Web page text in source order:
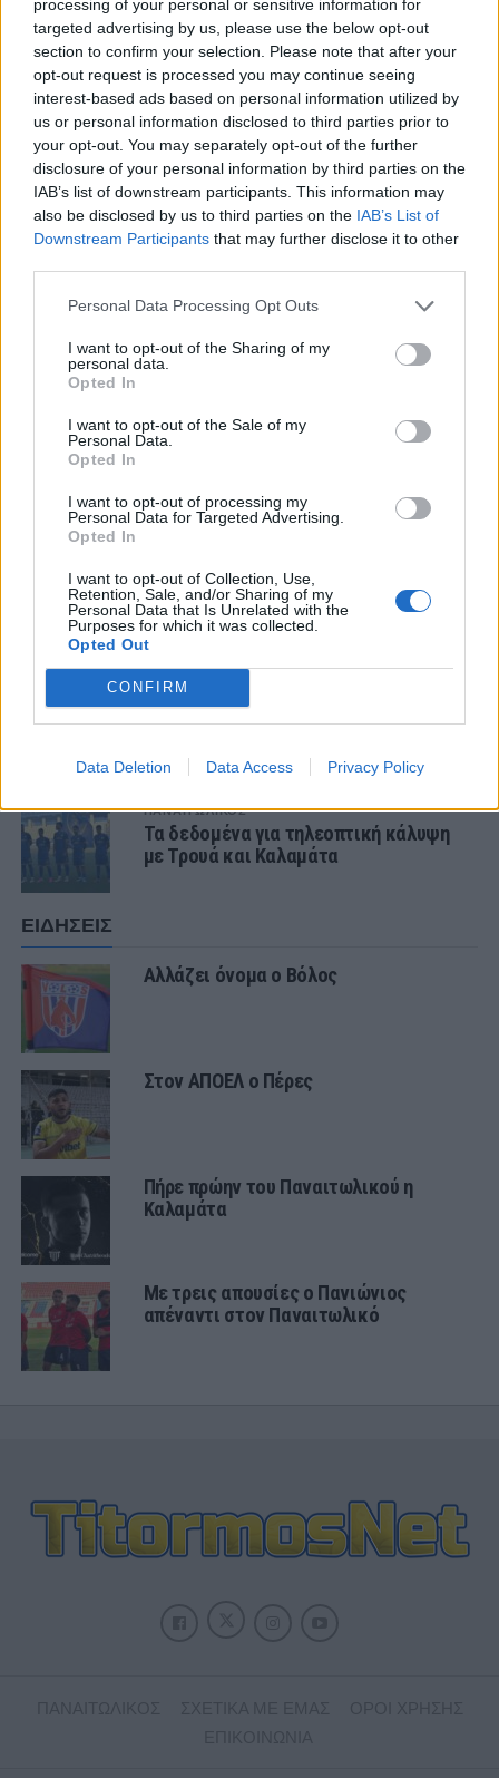
processing of your personal or sensitive information for
targeted advertising by us, please use the below opt-out
section to confirm your selection. Please note that after your
opt-out request is processed you may continue seeing
interest-based ads based on personal information utilized by
us or personal information disclosed to third parties prior to
your opt-out. You may separately opt-out of the further
disclosure of your personal information by third parties on the
IAB’s list of downstream participants. This information may
also be disclosed by us to third parties on the IAB’s List of
Downstream Participants that may further disclose it to other
Personal Data Processing Opt Outs
I want to opt-out of the Sharing of my
personal data.
Opted In
I want to opt-out of the Sale of my
Personal Data.
Opted In
I want to opt-out of processing my
Personal Data for Targeted Advertising.
Opted In
I want to opt-out of Collection, Use,
Retention, Sale, and/or Sharing of my
Personal Data that Is Unrelated with the
Purposes for which it was collected.
Opted Out
CONFIRM
Data Deletion Data Access Privacy Policy
υπόθεσης ενώπιον του πειθαρχικού της Λίγκας
αύριο Παρασκευή (20/5).
Ο αθλητικός δικαστής κάλεσε τόσο την
αθηναϊκή ΠΑΕ, όσο και τον Αστέρα Τρίπολης
για να καταθέσουν. Το γεγονός αυτό ωστόσο
δεν επιτρέπει την επικύρωση της βαθμολογίας
στο σημερινό ΔΣ της Λίγκας.
Είναι εμφανές ότι η Ελαφρά Ταξιαρχία
προχώρησε σε αυτή την κίνηση με σκοπό να
«κλειδώσει» τη μη επικύρωση της
βαθμολογίας. Ελπίζει ότι θα αποφύγει την
τελευταία θέση και τον υποβιβασμό μέσω
τιμωρίας της Παναιτωλικού. Σε κάθε
περίπτωση τα μπαράζ για το 2ο εισιτήριο για
2 COMMENTS
ΤΕΛΕΥΤΑΙΑ ΝΕΑ
Ήττα για την Κ19 στην Κορυτσά-
ΠΑΝΑΙΤΩΛΙΚΟΣ
Τα δεδομένα για τηλεοπτική κάλυψη
με Τρουά και Καλαμάτα
ΕΙΔΗΣΕΙΣ
Αλλάζει όνομα ο Βόλος
Στον ΑΠΟΕΛ ο Πέρες
Πήρε πρώην του Παναιτωλικού η
Καλαμάτα
Με τρεις απουσίες ο Πανιώνιος
απέναντι στον Παναιτωλικό